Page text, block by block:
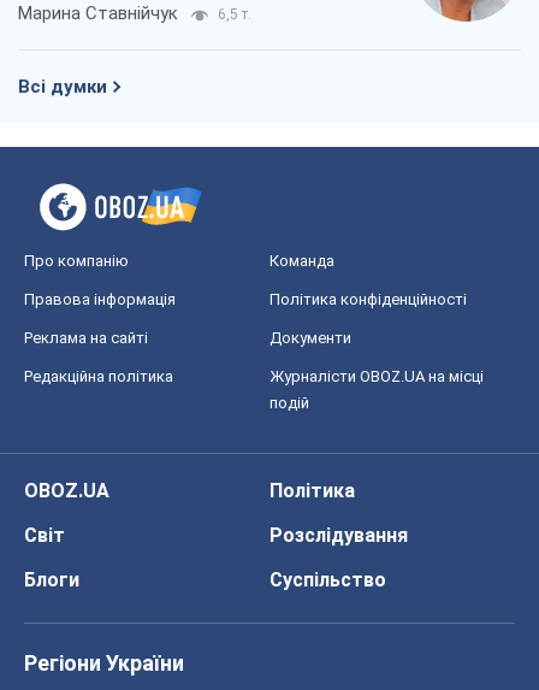
Марина Ставнійчук 6,5 т.
Всі думки
Про компанію Команда
Правова інформація Політика конфіденційності
Реклама на сайті Документи
Редакційна політика
Журналісти OBOZ.UA на місці
подій
OBOZ.UA
Політика
Світ
Розслідування
Блоги
Суспільство
Регіони України